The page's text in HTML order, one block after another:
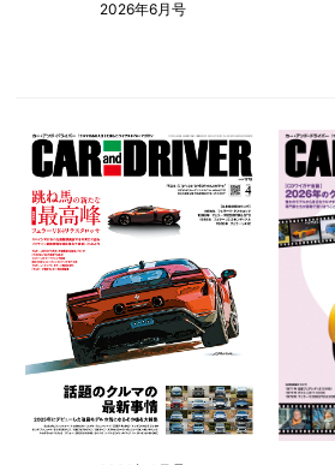
2026年6月号